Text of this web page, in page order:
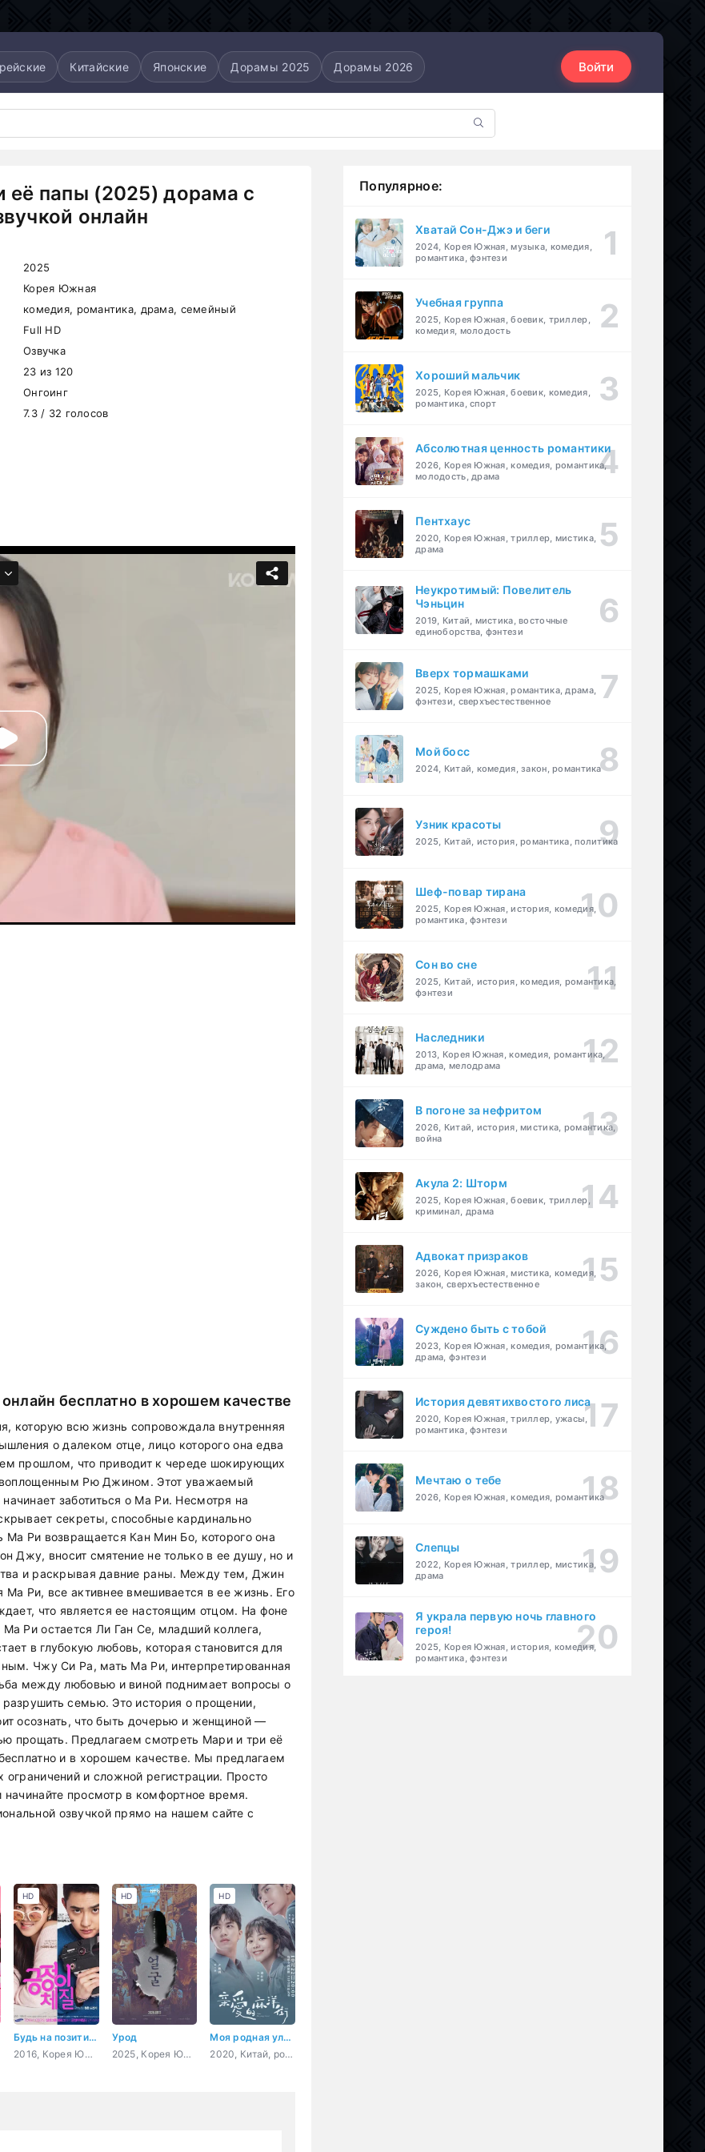
Китайские Японские Дорамы 2025 Дорамы 2026 Войти
её папы (2025) дорама с
онлайн
2025
Корея Южная
комедия, романтика, драма, семейный
Full HD
Озвучка
23 из 120
Онгоинг
7.3 / 32 голосов
бесплатно в хорошем качестве
которую всю жизнь сопровождала внутренняя
о далеком отце, лицо которого она едва
прошлом, что приводит к череде шокирующих
воплощенным Рю Джином. Этот уважаемый
заботиться о Ма Ри. Несмотря на
секреты, способные кардинально
Ри возвращается Кан Мин Бо, которого она
Джу, вносит смятение не только в ее душу, но и
и раскрывая давние раны. Между тем, Джин
Ри, все активнее вмешивается в ее жизнь. Его
что является ее настоящим отцом. На фоне
Ри остается Ли Ган Се, младший коллега,
в глубокую любовь, которая становится для
Чжу Си Ра, мать Ма Ри, интерпретированная
между любовью и виной поднимает вопросы о
семью. Это история о прощении,
осознать, что быть дочерью и женщиной —
прощать. Предлагаем смотреть Мари и три её
и в хорошем качестве. Мы предлагаем
и сложной регистрации. Просто
просмотр в комфортное время.
озвучкой прямо на нашем сайте с
Будь на позитиве
2016, Корея Южная, комедия, романтика, драма
HD
Урод
2025, Корея Южная, триллер, мистика, драма
HD
Моя родная улица Маян
2020, Китай, романтика, повседневность, молодость, мелодрама
HD
Популярное:
Хватай Сон-Джэ и беги
2024, Корея Южная, музыка, комедия,
романтика, фэнтези
Учебная группа
2025, Корея Южная, боевик, триллер,
комедия, молодость
Хороший мальчик
2025, Корея Южная, боевик, комедия,
романтика, спорт
Абсолютная ценность романтики
2026, Корея Южная, комедия, романтика,
молодость, драма
Пентхаус
2020, Корея Южная, триллер, мистика,
драма
Неукротимый: Повелитель
Чэньцин
2019, Китай, мистика, восточные
единоборства, фэнтези
Вверх тормашками
2025, Корея Южная, романтика, драма,
фэнтези, сверхъестественное
Мой босс
2024, Китай, комедия, закон, романтика
Узник красоты
2025, Китай, история, романтика, политика
Шеф-повар тирана
2025, Корея Южная, история, комедия,
романтика, фэнтези
Cон во сне
2025, Китай, история, комедия, романтика,
фэнтези
Наследники
2013, Корея Южная, комедия, романтика,
драма, мелодрама
В погоне за нефритом
2026, Китай, история, мистика, романтика,
война
Акула 2: Шторм
2025, Корея Южная, боевик, триллер,
криминал, драма
Адвокат призраков
2026, Корея Южная, мистика, комедия,
закон, сверхъестественное
Суждено быть с тобой
2023, Корея Южная, комедия, романтика,
драма, фэнтези
История девятихвостого лиса
2020, Корея Южная, триллер, ужасы,
романтика, фэнтези
Мечтаю о тебе
2026, Корея Южная, комедия, романтика
Слепцы
2022, Корея Южная, триллер, мистика,
драма
Я украла первую ночь главного
героя!
2025, Корея Южная, история, комедия,
романтика, фэнтези